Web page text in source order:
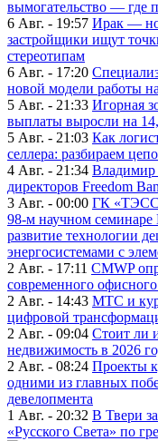
вымогательство — где
6 Авг. - 19:57 Ирак —
застройщики ищут
стереотипам
6 Авг. - 17:20
новой модели работы
5 Авг. - 21:33 Игорная
выплаты выросли на
5 Авг. - 21:03 Как
селлера: разбираем
4 Авг. - 21:34 Владимир
директоров Freedom
3 Авг. - 00:00 ГК
98-м научном
развитие технологии
энергосистемами с
2 Авг. - 17:11 CMWP
современного
2 Авг. - 14:43 МТС и
цифровой
2 Авг. - 09:04 Стоит ли
недвижимость в 2026
2 Авг. - 08:24 Проекты
одними из главных
девелопмента
1 Авг. - 20:32 В Твери
«Русского Света» по